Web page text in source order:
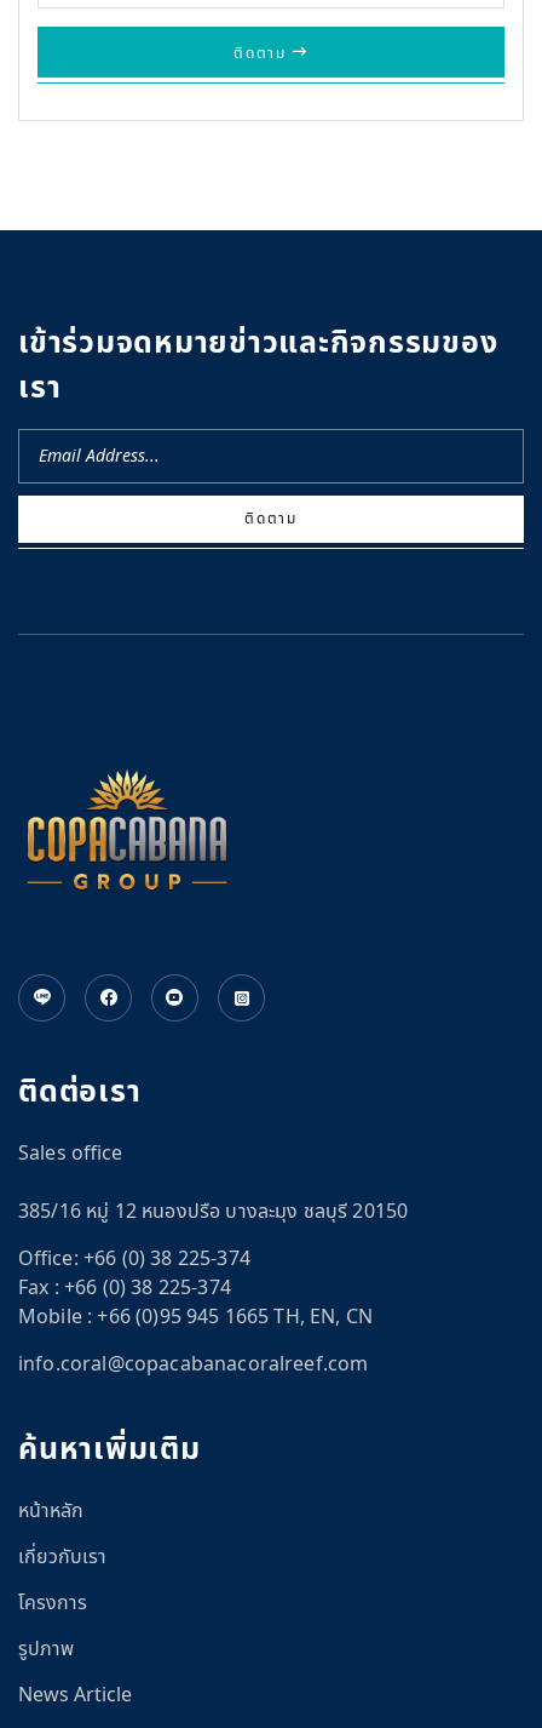
ติดตาม
เข้าร่วมจดหมายข่าวและกิจกรรมของ
เรา
ติดตาม
ติดต่อเรา
Sales office
385/16 หมู่ 12 หนองปรือ บางละมุง ชลบุรี 20150
Office: +66 (0) 38 225-374
Fax : +66 (0) 38 225-374
Mobile :+66 (0)95 945 1665 TH, EN, CN
info.coral@copacabanacoralreef.com
ค้นหาเพิ่มเติม
หน้าหลัก
เกี่ยวกับเรา
โครงการ
รูปภาพ
News Article